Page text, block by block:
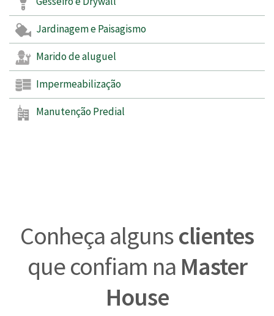
Jardinagem e Paisagismo
Marido de aluguel
Impermeabilização
Manutenção Predial
Conheça algunsclientes
que confiam na Master
House